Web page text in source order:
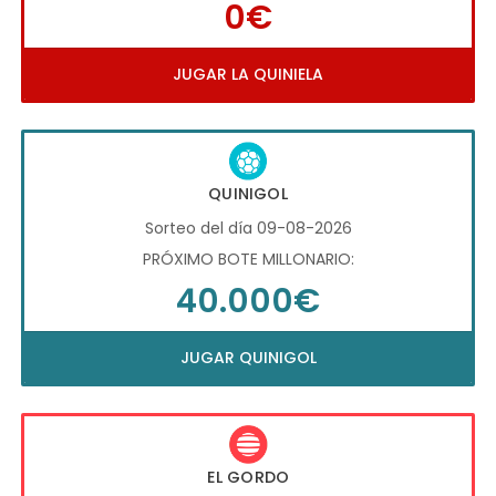
0€
JUGAR LA QUINIELA
QUINIGOL
Sorteo del día 09-08-2026
PRÓXIMO BOTE MILLONARIO:
40.000€
JUGAR QUINIGOL
EL GORDO